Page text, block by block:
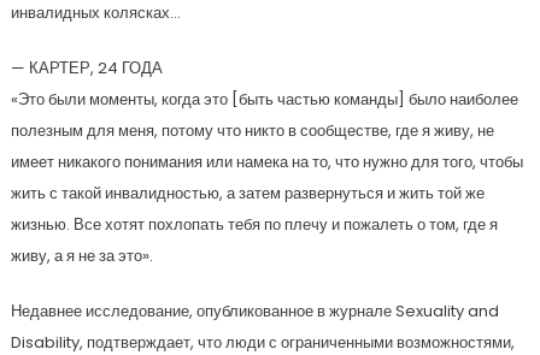
инвалидных колясках…
— КАРТЕР, 24 ГОДА
«Это были моменты, когда это [быть частью команды] было наиболее
полезным для меня, потому что никто в сообществе, где я живу, не
имеет никакого понимания или намека на то, что нужно для того, чтобы
жить с такой инвалидностью, а затем развернуться и жить той же
жизнью. Все хотят похлопать тебя по плечу и пожалеть о том, где я
живу, а я не за это».
Недавнее исследование, опубликованное в журнале Sexuality and
Disability, подтверждает, что люди с ограниченными возможностями,